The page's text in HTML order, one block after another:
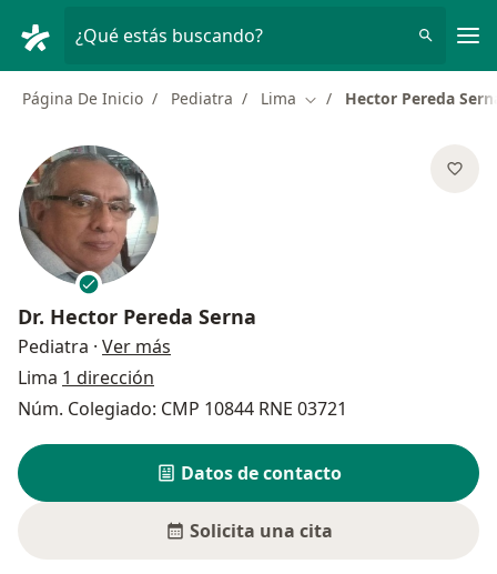
¿Qué estás buscando?
Página De Inicio Pediatra Lima Cambiar de ciudad
Hector Pereda
Dr. Hector Pereda Serna
Pediatra · Ver más
Lima 1 dirección
Núm. Colegiado: CMP 10844 RNE 03721
Datos de contacto
Solicita una cita